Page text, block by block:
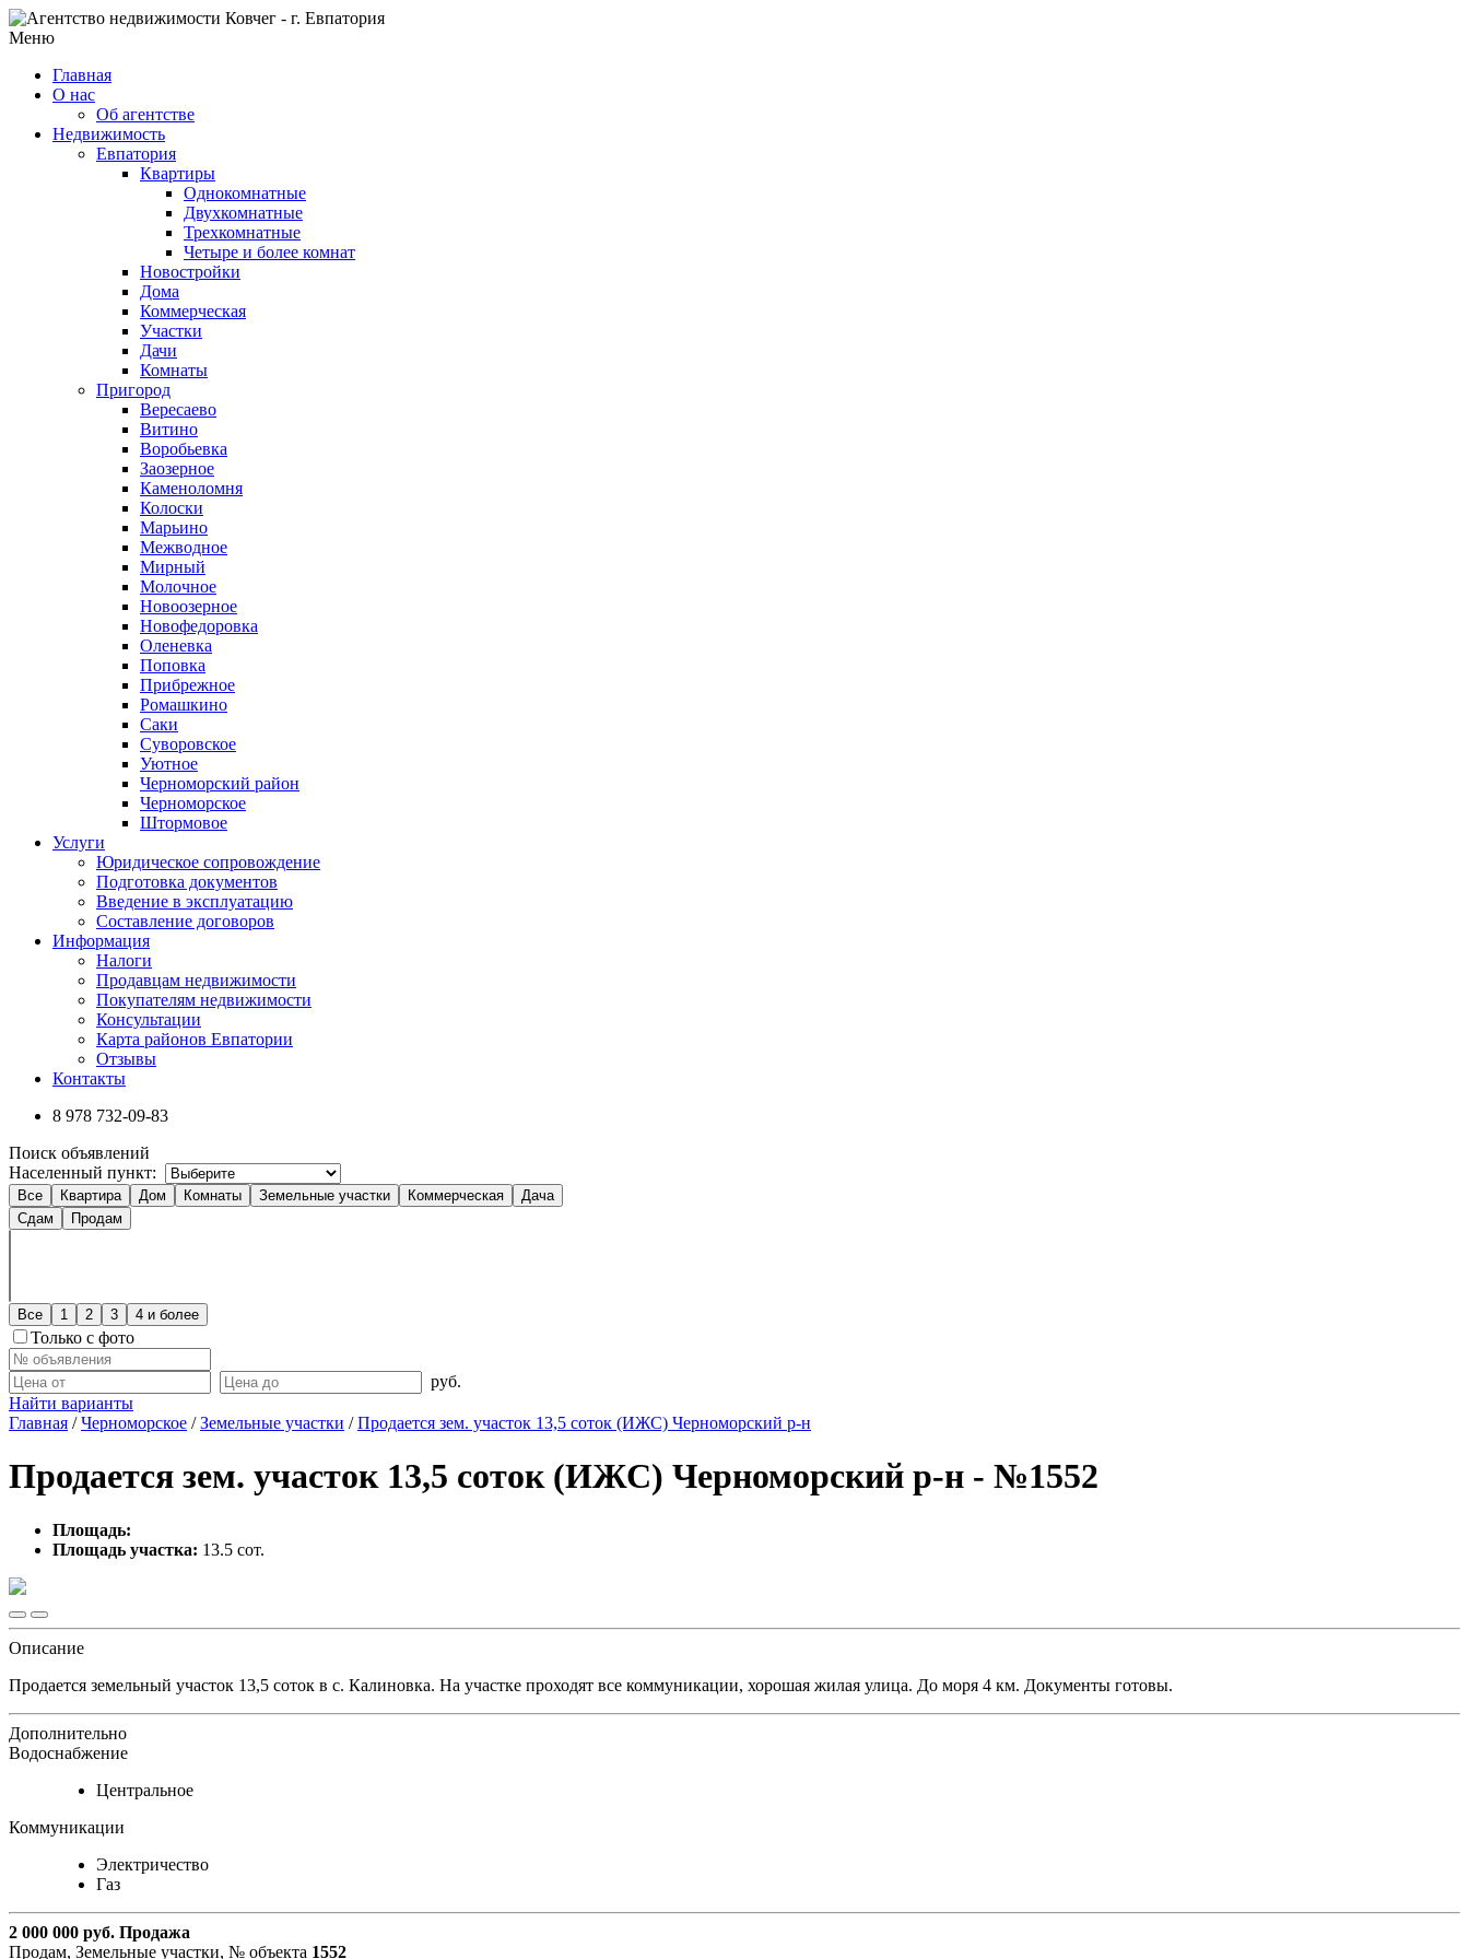
Меню
Главная
О нас
Об агентстве
Недвижимость
Евпатория
Квартиры
Однокомнатные
Двухкомнатные
Трехкомнатные
Четыре и более комнат
Новостройки
Дома
Коммерческая
Участки
Дачи
Комнаты
Пригород
Вересаево
Витино
Воробьевка
Заозерное
Каменоломня
Колоски
Марьино
Межводное
Мирный
Молочное
Новоозерное
Новофедоровка
Оленевка
Поповка
Прибрежное
Ромашкино
Саки
Суворовское
Уютное
Черноморский район
Черноморское
Штормовое
Услуги
Юридическое сопровождение
Подготовка документов
Введение в эксплуатацию
Составление договоров
Информация
Налоги
Продавцам недвижимости
Покупателям недвижимости
Консультации
Карта районов Евпатории
Отзывы
Контакты
8 978 732-09-83
Поиск объявлений
Населенный пункт:
Все Квартира Дом Комнаты Земельные участки Коммерческая
Дача
Сдам
Продам
Все 1 2 3 4 и более
Только с фото
руб.
Найти варианты
Главная /Черноморское /Земельные участки /Продается зем. участок 13,5 соток (ИЖС) Черноморский р-н
Продается зем. участок 13,5 соток (ИЖС) Черноморский р-н - №1552
Площадь:
Площадь участка: 13.5 сот.
Описание
Продается земельный участок 13,5 соток в с. Калиновка. На участке проходят все коммуникации, хорошая жилая улица. До моря 4 км. Документы готовы.
Дополнительно
Водоснабжение
Центральное
Коммуникации
Электричество
Газ
2 000 000 руб. Продажа
Продам, Земельные участки, № объекта 1552